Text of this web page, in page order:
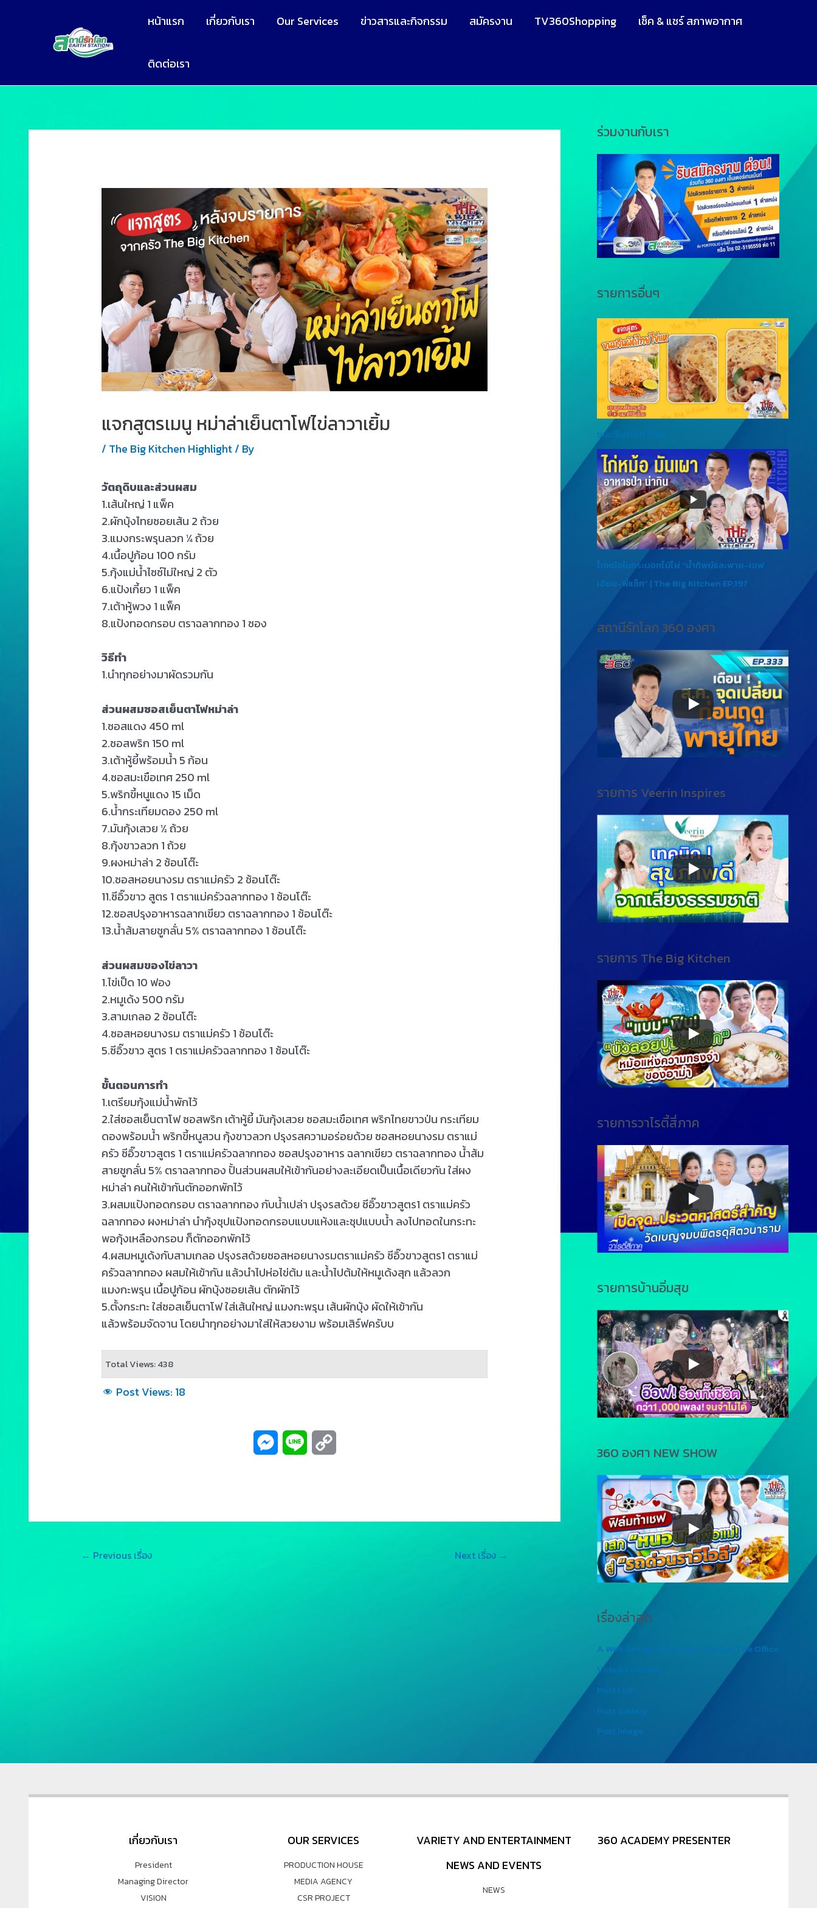
หน้าแรก เกี่ยวกับเรา Our Services ข่าวสารและกิจกรรม สมัครงาน TV360Shopping เช็ค & แชร์ สภาพอากาศ
ติดต่อเรา
แจกสูตรเมนู หม่าล่าเย็นตาโฟไข่ลาวาเยิ้ม
/ The Big Kitchen Highlight/ By
วัตถุดิบและส่วนผสม
1.เส้นใหญ่ 1 แพ็ค
2.ผักบุ้งไทยซอยเส้น 2 ถ้วย
3.แมงกระพรุนลวก ¼ ถ้วย
4.เนื้อปูก้อน 100 กรัม
5.กุ้งแม่น้ำไซซ์ไม่ใหญ่ 2 ตัว
6.แป้งเกี้ยว 1 แพ็ค
7.เต้าหู้พวง 1 แพ็ค
8.แป้งทอดกรอบ ตราฉลากทอง 1 ซอง
วิธีทำ
1.นำทุกอย่างมาผัดรวมกัน
ส่วนผสมซอสเย็นตาโฟหม่าล่า
1.ซอสแดง 450 ml
2.ซอสพริก 150 ml
3.เต้าหู้ยี้พร้อมน้ำ 5 ก้อน
4.ซอสมะเขือเทศ 250 ml
5.พริกขี้หนูแดง 15 เม็ด
6.น้ำกระเทียมดอง 250 ml
7.มันกุ้งเสวย ½ ถ้วย
8.กุ้งขาวลวก 1 ถ้วย
9.ผงหม่าล่า 2 ช้อนโต๊ะ
10.ซอสหอยนางรม ตราแม่ครัว 2 ช้อนโต๊ะ
11.ซีอิ๊วขาว สูตร 1 ตราแม่ครัวฉลากทอง 1 ช้อนโต๊ะ
12.ซอสปรุงอาหารฉลากเขียว ตราฉลากทอง 1 ช้อนโต๊ะ
13.น้ำส้มสายชูกลั่น 5% ตราฉลากทอง 1 ช้อนโต๊ะ
ส่วนผสมของไข่ลาวา
1.ไข่เป็ด 10 ฟอง
2.หมูเด้ง 500 กรัม
3.สามเกลอ 2 ช้อนโต๊ะ
4.ซอสหอยนางรม ตราแม่ครัว 1 ช้อนโต๊ะ
5.ซีอิ๊วขาว สูตร 1 ตราแม่ครัวฉลากทอง 1 ช้อนโต๊ะ
ขั้นตอนการทำ
1.เตรียมกุ้งแม่น้ำพักไว้
2.ใส่ซอสเย็นตาโฟ ซอสพริก เต้าหู้ยี้ มันกุ้งเสวย ซอสมะเขือเทศ พริกไทยขาวป่น กระเทียม
ดองพร้อมน้ำ พริกขี้หนูสวน กุ้งขาวลวก ปรุงรสความอร่อยด้วย ซอสหอยนางรม ตราแม่
ครัว ซีอิ๊วขาวสูตร 1 ตราแม่ครัวฉลากทอง ซอสปรุงอาหาร ฉลากเขียว ตราฉลากทอง น้ำส้ม
สายชูกลั่น 5% ตราฉลากทอง ปั้นส่วนผสมให้เข้ากันอย่างละเอียดเป็นเนื้อเดียวกัน ใส่ผง
หม่าล่า คนให้เข้ากันตักออกพักไว้
3.ผสมแป้งทอดกรอบ ตราฉลากทอง กับน้ำเปล่า ปรุงรสด้วย ซีอิ๊วขาวสูตร1 ตราแม่ครัว
ฉลากทอง ผงหม่าล่า นำกุ้งชุปแป้งทอดกรอบแบบแห้งและชุปแบบน้ำ ลงไปทอดในกระทะ
พอกุ้งเหลืองกรอบ ก็ตักออกพักไว้
4.ผสมหมูเด้งกับสามเกลอ ปรุงรสด้วยซอสหอยนางรมตราแม่ครัว ซีอิ๊วขาวสูตร1 ตราแม่
ครัวฉลากทอง ผสมให้เข้ากัน แล้วนำไปห่อไข่ต้ม และน้ำไปต้มให้หมูเด้งสุก แล้วลวก
แมงกะพรุน เนื้อปูก้อน ผักบุ้งซอยเส้น ตักผักไว้
5.ตั้งกระทะ ใส่ซอสเย็นตาโฟ ใส่เส้นใหญ่ แมงกะพรุน เส้นผักบุ้ง ผัดให้เข้ากัน
แล้วพร้อมจัดจาน โดยนำทุกอย่างมาใส่ให้สวยงาม พร้อมเสิร์ฟครับบ
Total Views: 438
Post Views: 18
← Previous เรื่อง Next เรื่อง →
ร่วมงานกับเรา
รายการอื่นๆ
ขนมจีนผัดไท ไข่แห
ไก่หม้อในกระบอกไม้ไผ่ “น้ำทิพย์และพาย-เชฟ
เอียน-พี่แซ็ก” | The Big Kitchen EP.197
สถานีรักโลก 360 องศา
รายการ Veerin Inspires
รายการ The Big Kitchen
รายการวาไรตี้สี่ภาค
รายการบ้านอิ่มสุข
360 องศา NEW SHOW
เรื่องล่าสุด
A Web Designer’s Guide: Get Out The Office
Video Youtube
Post Link
Post Gallery
Post Image
เกี่ยวกับเรา
President
Managing Director
VISION
OUR SERVICES
PRODUCTION HOUSE
MEDIA AGENCY
CSR PROJECT
VARIETY AND ENTERTAINMENT
NEWS AND EVENTS
NEWS
360 ACADEMY PRESENTER